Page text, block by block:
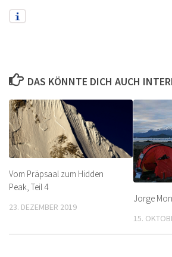
DAS KÖNNTE DICH AUCH
Vom Präpsaal zum Hidden
Peak, Teil 4
23. DEZEMBER 2019
Jorge
15.